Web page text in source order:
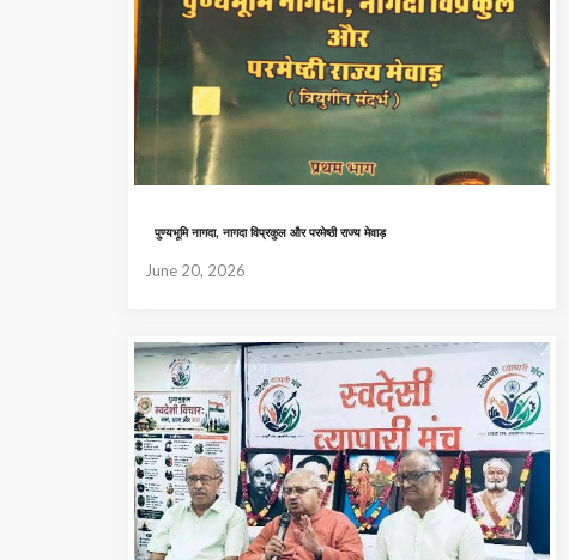
पुण्यभूमि नागदा, नागदा विप्रकुल और परमेष्ठी राज्य मेवाड़
June 20, 2026